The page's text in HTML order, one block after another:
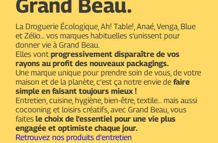
Grand Beau.
La Droguerie Écologique, Ah! Table!, Anaé, Venga, Blue
et Zélio… vos marques habituelles s’unissent pour
donner vie à Grand Beau.
Elles vont progressivement disparaître de vos
rayons au profit des nouveaux packagings.
Une marque unique pour prendre soin de vous, de votre
maison et de la planète, c’est ça notre envie de faire
simple en faisant toujours mieux !
Entretien, cuisine, hygiène, bien-être, textile… mais aussi
cocooning et loisirs créatifs, avec Grand Beau, vous
faites le choix de l’essentiel pour une vie plus
engagée et optimiste chaque jour.
Retrouvez nos produits d’entretien